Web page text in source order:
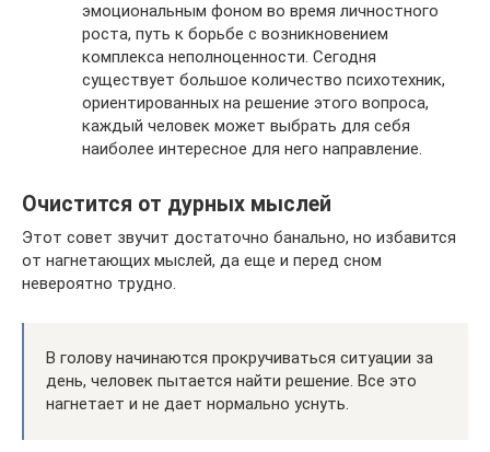
эмоциональным фоном во время личностного
роста, путь к борьбе с возникновением
комплекса неполноценности. Сегодня
существует большое количество психотехник,
ориентированных на решение этого вопроса,
каждый человек может выбрать для себя
наиболее интересное для него направление.
Очистится от дурных мыслей
Этот совет звучит достаточно банально, но избавится
от нагнетающих мыслей, да еще и перед сном
невероятно трудно.
В голову начинаются прокручиваться ситуации за
день, человек пытается найти решение. Все это
нагнетает и не дает нормально уснуть.